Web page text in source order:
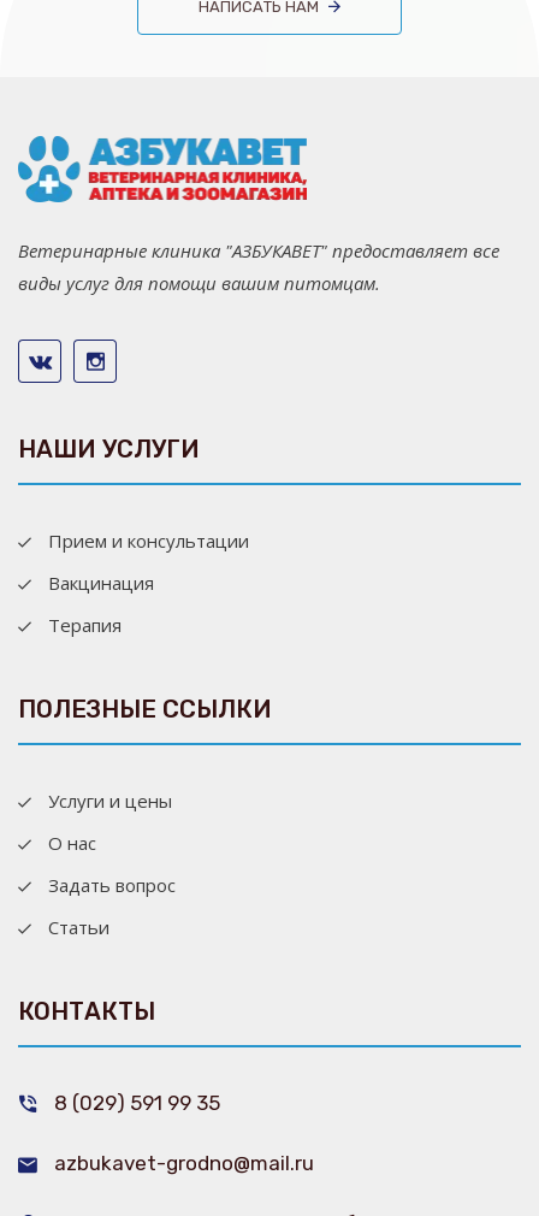
НАПИСАТЬ НАМ
Ветеринарные клиника "АЗБУКАВЕТ" предоставляет все
виды услуг для помощи вашим питомцам.
НАШИ УСЛУГИ
Прием и консультации
Вакцинация
Терапия
ПОЛЕЗНЫЕ ССЫЛКИ
Услуги и цены
О нас
Задать вопрос
Статьи
КОНТАКТЫ
8 (029) 591 99 35
azbukavet-grodno@mail.ru